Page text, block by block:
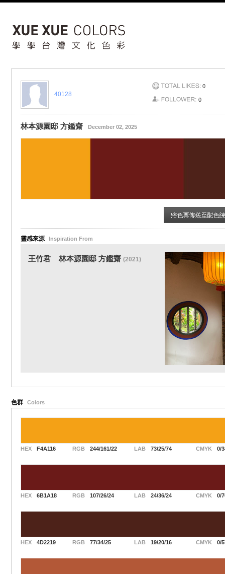
40128
0
0
林本源園邸 方鑑齋 December 02, 2025
靈感來源 Inspiration From
王竹君 林本源園邸 方鑑齋 (2021)
色群 Colors
HEX F4A116 RGB 244/161/22 LAB 73/25/74 CMYK 0/
HEX 6B1A18 RGB 107/26/24 LAB 24/36/24 CMYK 0/
HEX 4D2219 RGB 77/34/25 LAB 19/20/16 CMYK 0/